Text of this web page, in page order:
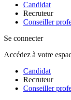
Candidat
Recruteur
Conseiller
Se connecter
Accédez à votre
Candidat
Recruteur
Conseiller